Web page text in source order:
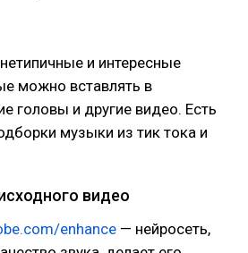
и интересные
можно вставлять в
головы и другие видео. Есть
музыки из тик тока и
видео
enhance — нейросеть,